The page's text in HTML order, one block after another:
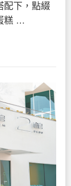
配下，點綴
糕 …